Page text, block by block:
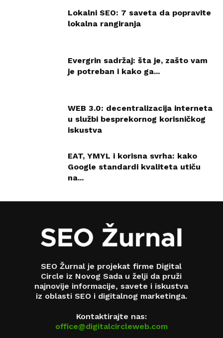
Lokalni SEO: 7 saveta da popravite
lokalna rangiranja
Evergrin sadržaj: šta je, zašto vam
je potreban i kako ga...
WEB 3.0: decentralizacija interneta
u službi besprekornog korisničkog
iskustva
EAT, YMYL i korisna svrha: kako
Google standardi kvaliteta utiču
na...
SEO Žurnal je projekat firme Digital
Circle iz Novog Sada u želji da pruži
najnovije informacije, savete i iskustva
iz oblasti SEO i digitalnog marketinga.
Kontaktirajte nas:
office@digitalcircleweb.com